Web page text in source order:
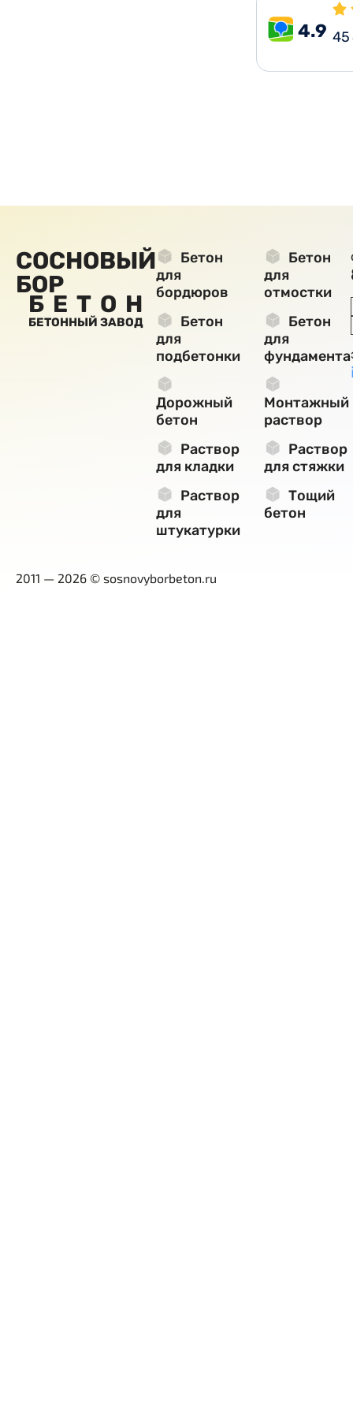
4.9 45
СОСНОВЫЙ
БОР
БЕТОН
БЕТОННЫЙ ЗАВОД
Бетон
для
бордюров
Бетон
для
отмостки
Бетон
для
подбетонки
Бетон
для
фундамента
Дорожный
бетон
Монтажный
раствор
Раствор
для кладки
Раствор
для стяжки
Раствор
для
штукатурки
Тощий
бетон
2011 — 2026 © sosnovyborbeton.ru